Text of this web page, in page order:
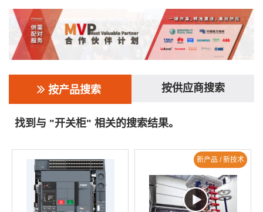
按产品搜索 按供应商搜索
找到与 "开关柜" 相关的搜索结果。
新产品 / 新技术